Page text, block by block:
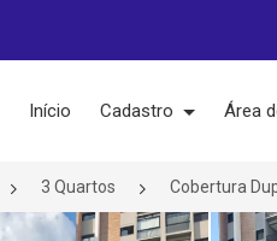
Início Cadastro Área
3 Quartos Cobertura